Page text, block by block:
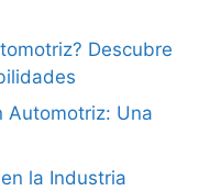
Descubre
Automotriz: Una
la Industria